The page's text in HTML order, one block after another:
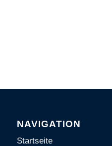
NAVIGATION
Startseite